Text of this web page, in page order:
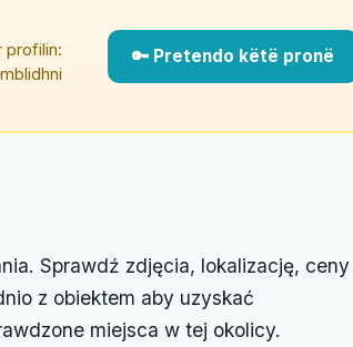
profilin:
🔑 Pretendo këtë pronë
Sprawdź zdjęcia, lokalizację, ceny
z obiektem aby uzyskać
miejsca w tej okolicy.